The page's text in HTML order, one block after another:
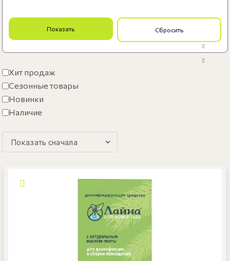
Чистящие средства
Игрушки
Аксессуары
Хит продаж
Сезонные товары
Новинки
Наличие